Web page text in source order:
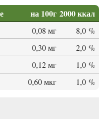
на 100г 2000 ккал
0,08 мг
8,0 %
0,30 мг
2,0 %
0,12 мг
1,0 %
0,60 мкг 1,0 %